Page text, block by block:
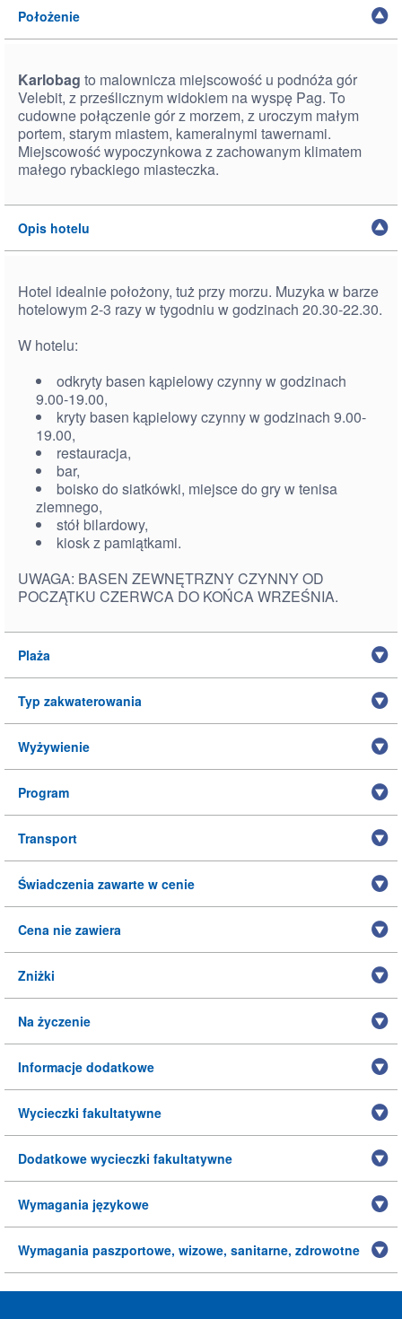
Położenie
Karlobag to malownicza miejscowość u podnóża gór
Velebit, z prześlicznym widokiem na wyspę Pag. To
cudowne połączenie gór z morzem, z uroczym małym
portem, starym miastem, kameralnymi tawernami.
Miejscowość wypoczynkowa z zachowanym klimatem
małego rybackiego miasteczka.
Opis hotelu
Hotel idealnie położony, tuż przy morzu. Muzyka w barze
hotelowym 2-3 razy w tygodniu w godzinach 20.30-22.30.
W hotelu:
odkryty basen kąpielowy czynny w godzinach
9.00-19.00,
kryty basen kąpielowy czynny w godzinach 9.00-
19.00,
restauracja,
bar,
boisko do siatkówki, miejsce do gry w tenisa
ziemnego,
stół bilardowy,
kiosk z pamiątkami.
UWAGA: BASEN ZEWNĘTRZNY CZYNNY OD
POCZĄTKU CZERWCA DO KOŃCA WRZEŚNIA.
Plaża
Typ zakwaterowania
Wyżywienie
Program
Transport
Świadczenia zawarte w cenie
Cena nie zawiera
Zniżki
Na życzenie
Informacje dodatkowe
Wycieczki fakultatywne
Dodatkowe wycieczki fakultatywne
Wymagania językowe
Wymagania paszportowe, wizowe, sanitarne, zdrowotne